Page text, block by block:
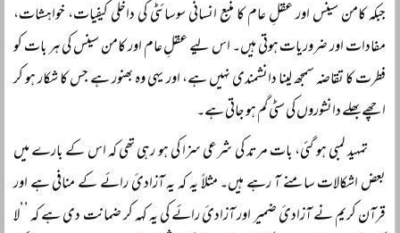
جبکہ کامن سینس اور عقلِ عام کا منبع انسانی سوسائٹی کی داخلی کیفیات، خواہشات،
مفادات اور ضروریات ہوتی ہیں۔ اس لیے عقلِ عام اور کامن سینس کی ہر بات کو
فطرت کا تقاضہ سمجھ لینا دانشمندی نہیں ہے، اور یہی وہ بھنور ہے جس کا شکار ہو کر
اچھے بھلے دانشوروں کی سٹی گم ہو جاتی ہے۔
تمہید لمبی ہو گئی، بات مرتد کی شرعی سزا کی ہو رہی تھی کہ اس کے بارے میں
بعض اشکالات سامنے آ رہے ہیں۔ مثلاً یہ کہ یہ آزادئ رائے کے منافی ہے اور
قرآن کریم نے آزادئ ضمیر اور آزادئ رائے کی یہ کہہ کر ضمانت دی ہے کہ ’’لا